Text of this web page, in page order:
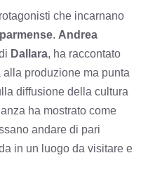
che incarnano
. Andrea
Dallara, ha raccontato
alla produzione ma punta
diffusione della cultura
ha mostrato come
andare di pari
in un luogo da visitare e